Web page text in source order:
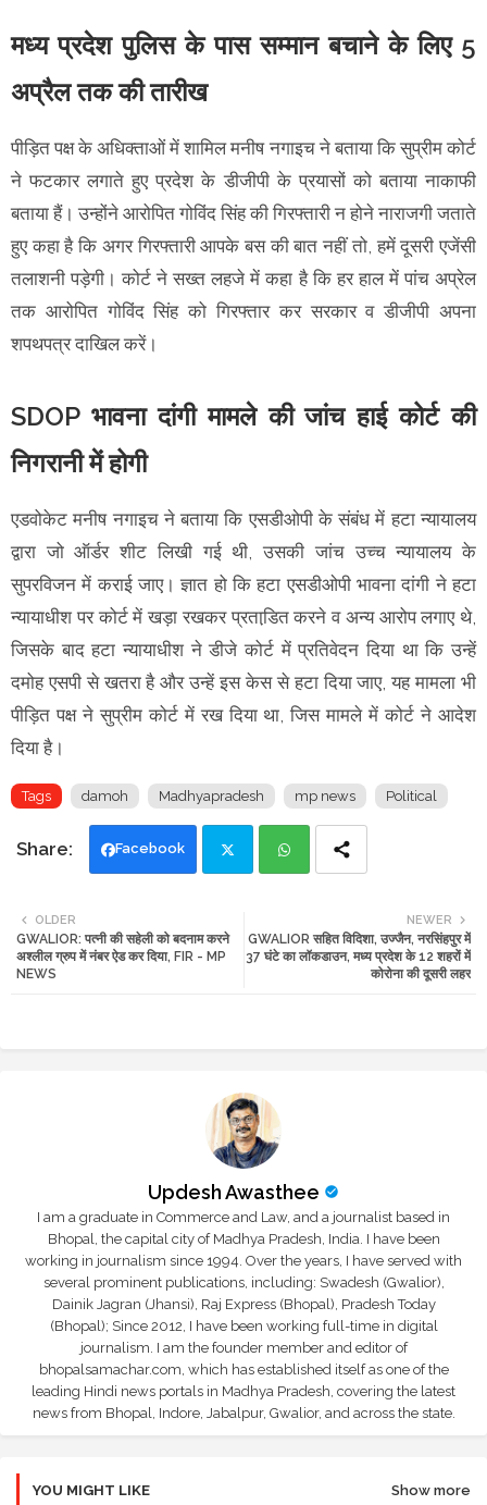
मध्य प्रदेश पुलिस के पास सम्मान बचाने के लिए 5
अप्रैल तक की तारीख
पीड़ित पक्ष के अधिक्ताओं में शामिल मनीष नगाइच ने बताया कि सुप्रीम कोर्ट
ने फटकार लगाते हुए प्रदेश के डीजीपी के प्रयासों को बताया नाकाफी
बताया हैं। उन्होंने आरोपित गोविंद सिंह की गिरफ्तारी न होने नाराजगी जताते
हुए कहा है कि अगर गिरफ्तारी आपके बस की बात नहीं तो, हमें दूसरी एजेंसी
तलाशनी पड़ेगी। कोर्ट ने सख्त लहजे में कहा है कि हर हाल में पांच अप्रेल
तक आरोपित गोविंद सिंह को गिरफ्तार कर सरकार व डीजीपी अपना
शपथपत्र दाखिल करें।
SDOP भावना दांगी मामले की जांच हाई कोर्ट की
निगरानी में होगी
एडवोकेट मनीष नगाइच ने बताया कि एसडीओपी के संबंध में हटा न्यायालय
द्वारा जो ऑर्डर शीट लिखी गई थी, उसकी जांच उच्च न्यायालय के
सुपरविजन में कराई जाए। ज्ञात हो कि हटा एसडीओपी भावना दांगी ने हटा
न्यायाधीश पर कोर्ट में खड़ा रखकर प्रताडि़त करने व अन्य आरोप लगाए थे,
जिसके बाद हटा न्यायाधीश ने डीजे कोर्ट में प्रतिवेदन दिया था कि उन्हें
दमोह एसपी से खतरा है और उन्हें इस केस से हटा दिया जाए, यह मामला भी
पीड़ित पक्ष ने सुप्रीम कोर्ट में रख दिया था, जिस मामले में कोर्ट ने आदेश
दिया है।
Tags damoh Madhyapradesh mp news Political
Facebook
tte ats
NEWER
GWALIOR सहित विदिशा, उज्जैन, नरसिंहपुर में
37 घंटे का लॉकडाउन, मध्य प्रदेश के 12 शहरों में
कोरोना की दूसरी लहर
OLDER
GWALIOR: पत्नी की सहेली को बदनाम करने
अश्लील ग्रुप में नंबर ऐड कर दिया, FIR - MP
NEWS
Updesh Awasthee
I am a graduate in Commerce and Law, and a journalist based in
Bhopal, the capital city of Madhya Pradesh, India. I have been
working in journalism since 1994. Over the years, I have served with
several prominent publications, including: Swadesh (Gwalior),
Dainik Jagran (Jhansi), Raj Express (Bhopal), Pradesh Today
(Bhopal); Since 2012, I have been working full-time in digital
journalism. I am the founder member and editor of
bhopalsamachar.com, which has established itself as one of the
leading Hindi news portals in Madhya Pradesh, covering the latest
news from Bhopal, Indore, Jabalpur, Gwalior, and across the state.
YOU MIGHT LIKE Show more